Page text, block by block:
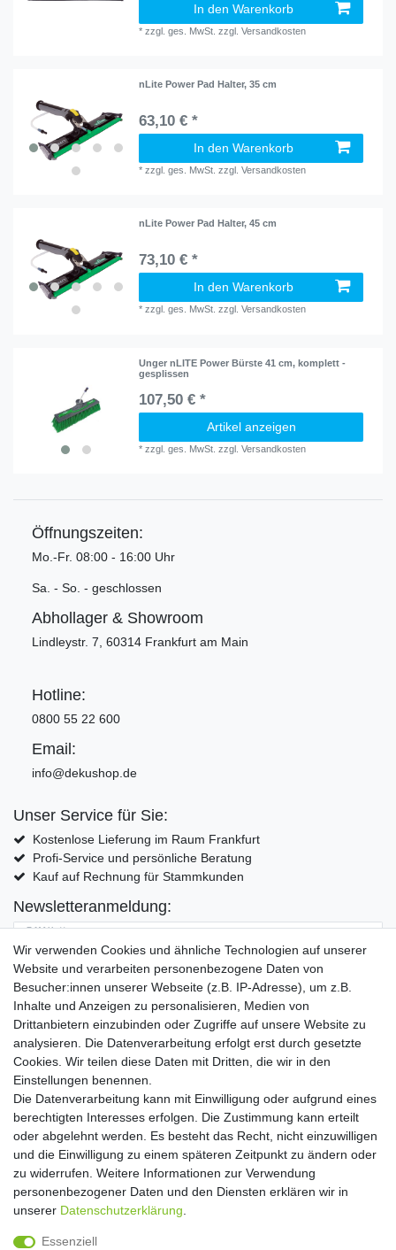
In den Warenkorb
*zzgl. ges. MwSt. zzgl.Versandkosten
nLite Power Pad Halter, 35 cm
63,10 € *
In den Warenkorb
*zzgl. ges. MwSt. zzgl.Versandkosten
nLite Power Pad Halter, 45 cm
73,10 € *
In den Warenkorb
*zzgl. ges. MwSt. zzgl.Versandkosten
Unger nLITE Power Bürste 41 cm, komplett -
gesplissen
107,50 € *
Artikel anzeigen
*zzgl. ges. MwSt. zzgl.Versandkosten
Öffnungszeiten:
Mo.-Fr. 08:00 - 16:00 Uhr
Sa. - So. - geschlossen
Abhollager & Showroom
Lindleystr. 7, 60314 Frankfurt am Main
Hotline:
0800 55 22 600
Email:
info@dekushop.de
Unser Service für Sie:
Kostenlose Lieferung im Raum Frankfurt
Profi-Service und persönliche Beratung
Kauf auf Rechnung für Stammkunden
Newsletteranmeldung:
E-MAIL **
Hiermit bestätige ich, dass ich die Daten­schutz­erklärung
Einwilligung kann ich jederzeit widerrufen.**
Abonnieren
** Hierbei handelt es sich um ein Pflichtfeld.
Widerrufs­recht Widerrufs­formular Impressum
Daten­schutz­erklärung AGB Kontakt
Wir verwenden Cookies und ähnliche Technologien auf unserer
Website und verarbeiten personenbezogene Daten von
Besucher:innen unserer Webseite (z.B. IP-Adresse), um z.B.
Inhalte und Anzeigen zu personalisieren, Medien von
Drittanbietern einzubinden oder Zugriffe auf unsere Website zu
analysieren. Die Datenverarbeitung erfolgt erst durch gesetzte
Cookies. Wir teilen diese Daten mit Dritten, die wir in den
Einstellungen benennen.
Die Datenverarbeitung kann mit Einwilligung oder aufgrund eines
berechtigten Interesses erfolgen. Die Zustimmung kann erteilt
oder abgelehnt werden. Es besteht das Recht, nicht einzuwilligen
und die Einwilligung zu einem späteren Zeitpunkt zu ändern oder
zu widerrufen. Weitere Informationen zur Verwendung
personenbezogener Daten und den Diensten erklären wir in
unserer Daten­schutz­erklärung
Essenziell
Copyright 2016 | Dekushop.de | Alle Rechte vorbehalten. |